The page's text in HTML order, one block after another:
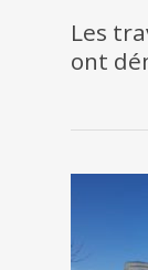
Les
ont